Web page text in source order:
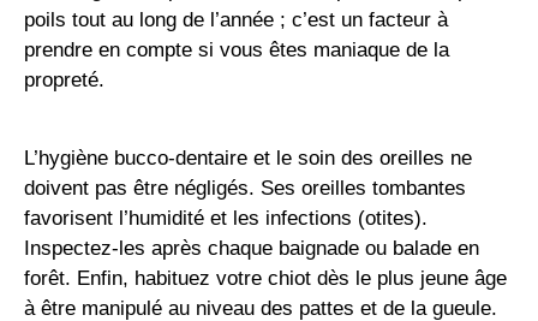
poils tout au long de l’année ; c’est un facteur à
prendre en compte si vous êtes maniaque de la
propreté.
L’hygiène bucco-dentaire et le soin des oreilles ne
doivent pas être négligés. Ses oreilles tombantes
favorisent l’humidité et les infections (otites).
Inspectez-les après chaque baignade ou balade en
forêt. Enfin, habituez votre chiot dès le plus jeune âge
à être manipulé au niveau des pattes et de la gueule.